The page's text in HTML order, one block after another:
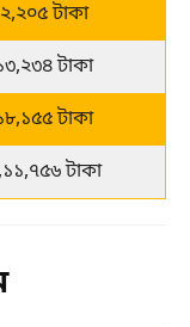
২,২০৫ টাকা
টাকা
টাকা
টাকা